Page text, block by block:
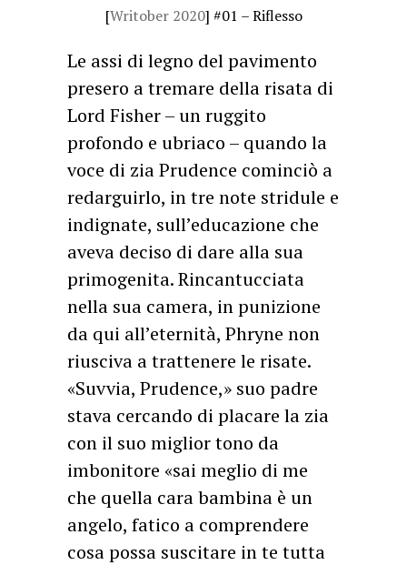
[Writober 2020] #01 – Riflesso
Le assi di legno del pavimento
presero a tremare della risata di
Lord Fisher – un ruggito
profondo e ubriaco – quando la
voce di zia Prudence cominciò a
redarguirlo, in tre note stridule e
indignate, sull’educazione che
aveva deciso di dare alla sua
primogenita. Rincantucciata
nella sua camera, in punizione
da qui all’eternità, Phryne non
riusciva a trattenere le risate.
«Suvvia, Prudence,» suo padre
stava cercando di placare la zia
con il suo miglior tono da
imbonitore «sai meglio di me
che quella cara bambina è un
angelo, fatico a comprendere
cosa possa suscitare in te tutta